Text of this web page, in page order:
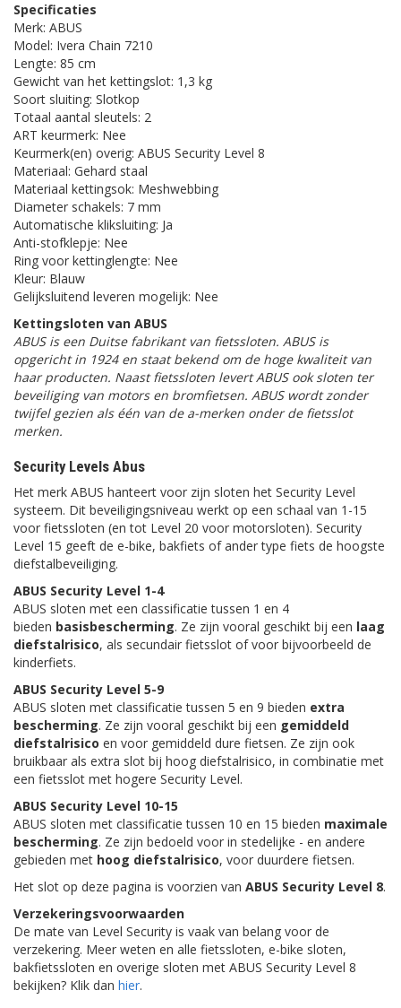
Specificaties
Merk: ABUS
Model: Ivera Chain 7210
Lengte: 85 cm
Gewicht van het kettingslot: 1,3 kg
Soort sluiting: Slotkop
Totaal aantal sleutels: 2
ART keurmerk: Nee
Keurmerk(en) overig: ABUS Security Level 8
Materiaal: Gehard staal
Materiaal kettingsok: Meshwebbing
Diameter schakels: 7 mm
Automatische kliksluiting: Ja
Anti-stofklepje: Nee
Ring voor kettinglengte: Nee
Kleur: Blauw
Gelijksluitend leveren mogelijk: Nee
Kettingsloten van ABUS
ABUS is een Duitse fabrikant van fietssloten. ABUS is
opgericht in 1924 en staat bekend om de hoge kwaliteit van
haar producten. Naast fietssloten levert ABUS ook sloten ter
beveiliging van motors en bromfietsen. ABUS wordt zonder
twijfel gezien als één van de a-merken onder de fietsslot
merken.
Security Levels Abus
Het merk ABUS hanteert voor zijn sloten het Security Level
systeem. Dit beveiligingsniveau werkt op een schaal van 1-15
voor fietssloten (en tot Level 20 voor motorsloten). Security
Level 15 geeft de e-bike, bakfiets of ander type fiets de hoogste
diefstalbeveiliging.
ABUS Security Level 1-4
ABUS sloten met een classificatie tussen 1 en 4
bieden basisbescherming. Ze zijn vooral geschikt bij een laag
diefstalrisico, als secundair fietsslot of voor bijvoorbeeld de
kinderfiets.
ABUS Security Level 5-9
ABUS sloten met classificatie tussen 5 en 9 bieden extra
bescherming. Ze zijn vooral geschikt bij een gemiddeld
diefstalrisico en voor gemiddeld dure fietsen. Ze zijn ook
bruikbaar als extra slot bij hoog diefstalrisico, in combinatie met
een fietsslot met hogere Security Level.
ABUS Security Level 10-15
ABUS sloten met classificatie tussen 10 en 15 bieden maximale
bescherming. Ze zijn bedoeld voor in stedelijke - en andere
gebieden met hoog diefstalrisico, voor duurdere fietsen.
Het slot op deze pagina is voorzien van ABUS Security Level 8.
Verzekeringsvoorwaarden
De mate van Level Security is vaak van belang voor de
verzekering. Meer weten en alle fietssloten, e-bike sloten,
bakfietssloten en overige sloten met ABUS Security Level 8
bekijken? Klik dan hier.